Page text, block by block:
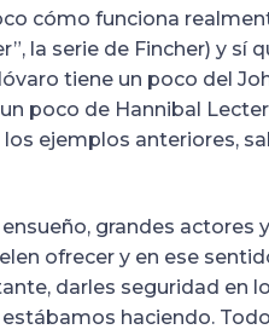
cómo funciona
la serie de Fincher) y sí
tiene un poco del
poco de Hannibal
ejemplos anteriores,
grandes actores
ofrecer y en ese
darles seguridad en
haciendo.